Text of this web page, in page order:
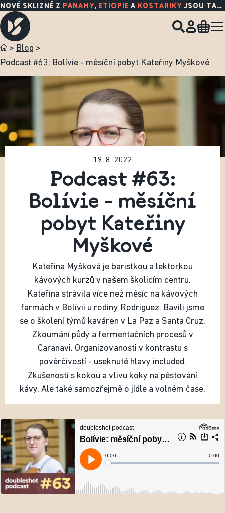
NOVÉ SKLIZNĚ Z PANAMY, ETIOPIE A KOSTARIKY JSOU TADY!
> Blog >
Podcast #63: Bolívie - měsíční pobyt Kateřiny Myškové
19. 8. 2022
Podcast #63:
Bolívie - měsíční
pobyt Kateřiny
Myškové
Kateřina Myšková je baristkou a lektorkou
kávových kurzů v našem školicím centru.
Kateřina strávila více než měsíc na kávových
farmách v Bolívii u rodiny Rodriguez. Bavili jsme
se o školení týmů kaváren v La Paz a Santa Cruz.
Zkoumání půdy a fermentačních procesů v
Caranavi. Organizovanosti v kontrastu s
pověrčivostí - useknuté hlavy included.
Zkušenosti s kokou a vlivu koky na pěstování
kávy. Ale také samozřejmě o jídle a volném čase.